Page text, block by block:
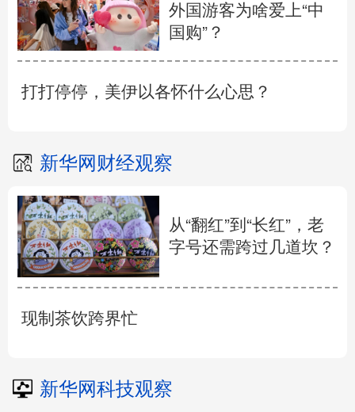
外国游客为啥爱上“中
国购”？
打打停停，美伊以各怀什么心思？
新华网财经观察
从“翻红”到“长红”，老
字号还需跨过几道坎？
现制茶饮跨界忙
新华网科技观察